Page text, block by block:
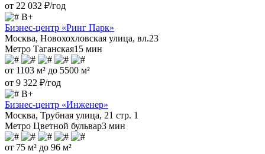
от 22 032 ₽/год
B+
Бизнес-центр «Ринг Парк»
Москва, Новохохловская улица, вл.23
Метро Таганская15 мин
от 1103 м² до 5500 м²
от 9 322 ₽/год
B+
Бизнес-центр «Инженер»
Москва, Трубная улица, 21 стр. 1
Метро Цветной бульвар3 мин
от 75 м² до 96 м²